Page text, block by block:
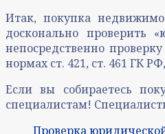
Итак, покупка
досконально проверить
непосредственно
нормах ст. 421, ст. 461 ГК
Если вы собираетесь
специалистам!
Проверка